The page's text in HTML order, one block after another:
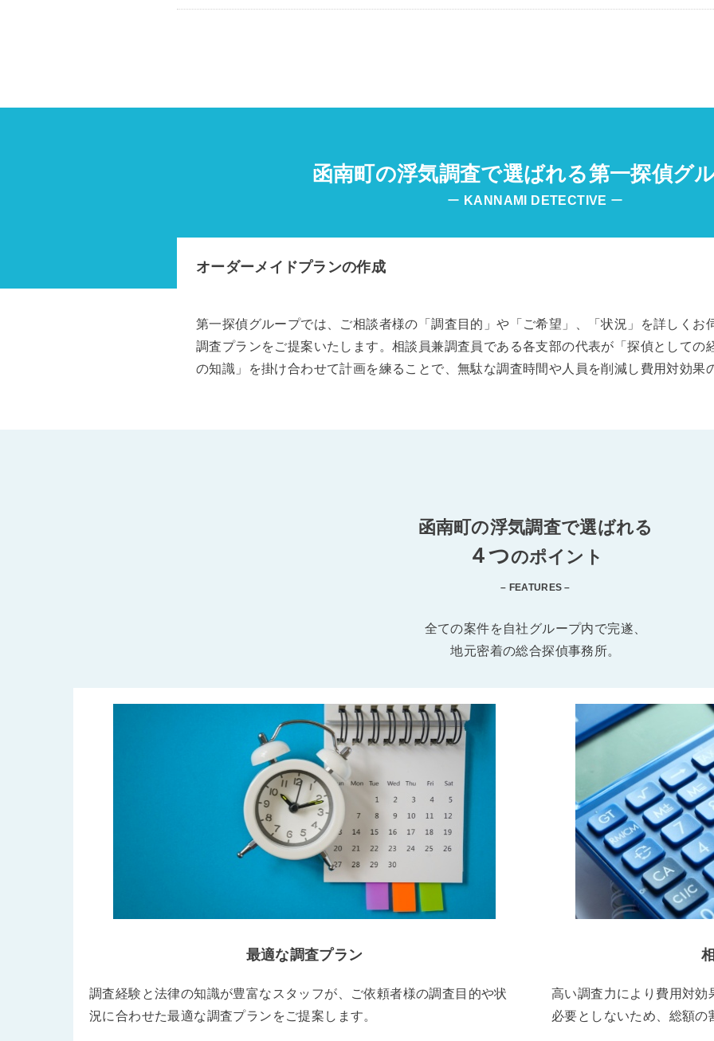
函南町の浮気調査で選ばれる第一探偵グ
ー KANNAMI DETECTIVE ー
オーダーメイドプランの作成
第一探偵グループでは、ご相談者様の「調査目的」や「ご希望」、「状況」を詳しくお
調査プランをご提案いたします。相談員兼調査員である各支部の代表が「探偵としての
の知識」を掛け合わせて計画を練ることで、無駄な調査時間や人員を削減し費用対効果
函南町の浮気調査で選ばれる
４つのポイント
– FEATURES –
全ての案件を自社グループ内で完遂、
地元密着の総合探偵事務所。
最適な調査プラン
調査経験と法律の知識が豊富なスタッフが、ご依頼者様の調査目的や状
況に合わせた最適な調査プランをご提案します。
高い調査力により費用対
必要としないため、総額